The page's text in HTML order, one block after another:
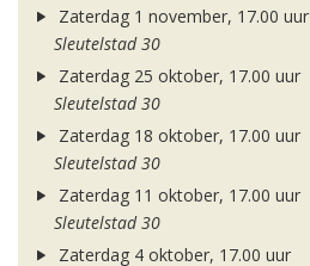
Zaterdag 1 november, 17.00 uur
Sleutelstad 30
Zaterdag 25 oktober, 17.00 uur
Sleutelstad 30
Zaterdag 18 oktober, 17.00 uur
Sleutelstad 30
Zaterdag 11 oktober, 17.00 uur
Sleutelstad 30
Zaterdag 4 oktober, 17.00 uur